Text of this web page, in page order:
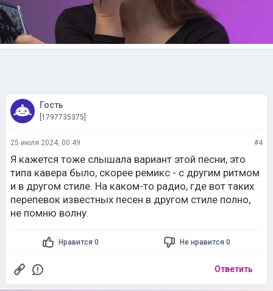
Гость
[1797735375]
25 июля 2024, 00:49 #4
Я кажется тоже слышала вариант этой песни, это
типа кавера было, скорее ремикс - с другим ритмом
и в другом стиле. На каком-то радио, где вот таких
перепевок известных песен в другом стиле полно,
не помню волну.
Нравится 0 Не нравится 0
Ответить